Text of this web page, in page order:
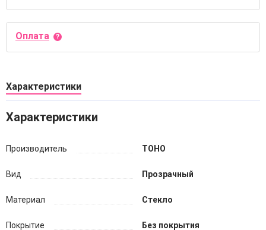
Оплата
Характеристики
Характеристики
Производитель TOHO
Вид Прозрачный
Материал Стекло
Покрытие Без покрытия